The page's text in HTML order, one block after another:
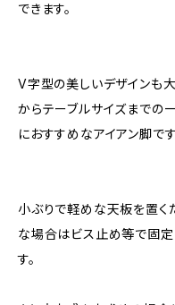
できます。
V字型の美しいデザインも
からテーブルサイズまでの
におすすめなアイアン脚です
小ぶりで軽めな天板を置く
な場合はビス止め等で固定
す。